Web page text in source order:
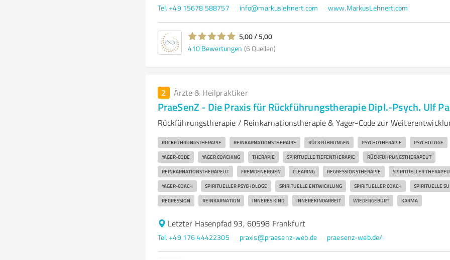
Tel. +49 15678 588757 info@markuslehnert.com www.MarkusLehnert.com
5,00 / 5,00
410 Bewertungen (6 Quellen)
2 Ärzte & Heilpraktiker
PraeSenZ - Die Praxis für Rückführungstherapie Dipl.-Psych. Ulf
Rückführungstherapie / Reinkarnationstherapie & Yager-Code zur
RÜCKFÜHRUNGSTHERAPIE REINKARNATIONSTHERAPIE RÜCKFÜHRUNGEN PSYCHOTHERAPIE PSYCHOLOGE
YAGER-CODE YAGER COACHING THERAPIE SPIRITUELLE TIEFENTHERAPIE RÜCKFÜHRUNGSTHERAPEUT
REINKARNATIONSTHERAPEUT FREMDENERGIEN CLEARING REGRESSIONSTHERAPIE SPIRITUELLER
YAGER-COACH SPIRITUELLER PSYCHOLOGE SPIRITUELLE ENTWICKLUNG SPIRITUELLER COACH SPIRITUELLE
REGRESSION REINKARNATION INNERES KIND INNEREKINDARBEIT WIEDERGEBURT KARMA
Letzter Hasenpfad 93, 60598 Frankfurt
Tel. +49 176 44422305 praxis@praesenz-web.de praesenz-web.de/